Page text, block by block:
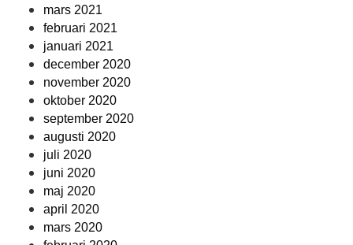
mars 2021
februari 2021
januari 2021
december 2020
november 2020
oktober 2020
september 2020
augusti 2020
juli 2020
juni 2020
maj 2020
april 2020
mars 2020